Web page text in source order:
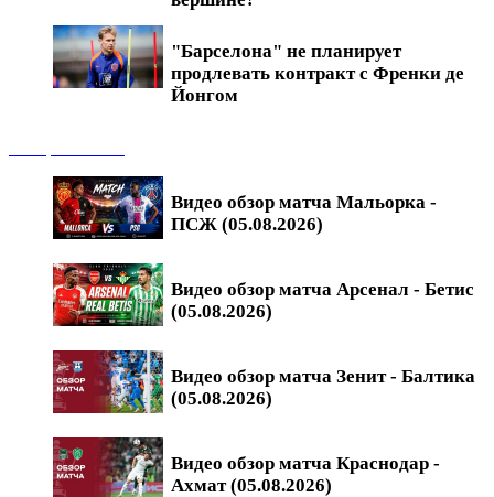
"Барселона" не планирует
продлевать контракт с Френки де
Йонгом
Видео обзор матча Мальорка -
ПСЖ (05.08.2026)
Видео обзор матча Арсенал - Бетис
(05.08.2026)
Видео обзор матча Зенит - Балтика
(05.08.2026)
Видео обзор матча Краснодар -
Ахмат (05.08.2026)